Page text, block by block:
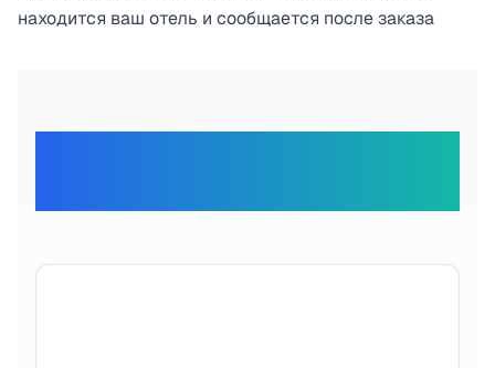
находится ваш отель и сообщается после заказа